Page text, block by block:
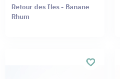
Retour des Iles - Banane
Rhum